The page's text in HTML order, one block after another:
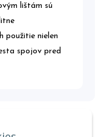
lištám sú
použitie nielen
spojov pred